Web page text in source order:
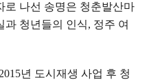
로 나선 송명은 청춘발산마
과 청년들의 인식, 정주 여
2015년 도시재생 사업 후 청